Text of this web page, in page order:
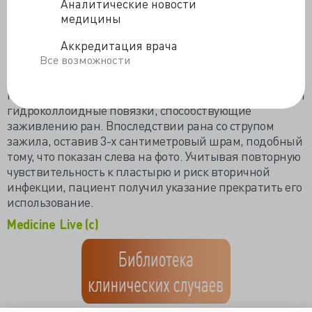
Аналитические новости
медицины
Аккредитация врача
Все возможности
ожогоподобные повреждения при использовании
неблагоприятные реакции все же возможны.
Причина не ясна, но может быть связана с действием
полиэтиленовой оболочки. Больному были назначены
гидроколлоидные повязки, способствующие
заживлению ран. Впоследствии рана со струпом
зажила, оставив 3-х сантиметровый шрам, подобный
тому, что показан слева на фото. Учитывая повторную
чувствительность к пластырю и риск вторичной
инфекции, пациент получил указание прекратить его
использование.
Medicine Live (c)